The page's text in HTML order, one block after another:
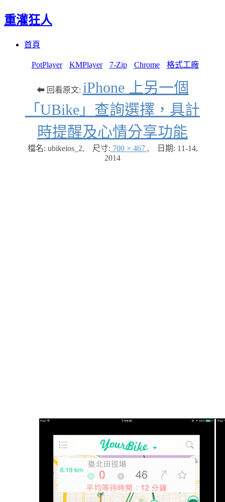
重灌狂人
首頁
PotPlayer KMPlayer 7-Zip Chrome 格式工廠
⬅ 回看原文: iPhone 上另一個
「UBike」查詢選擇，具計
時提醒及心情分享功能
檔名: ubikeios_2, 尺寸: 700 × 467 , 日期: 11-14,
2014